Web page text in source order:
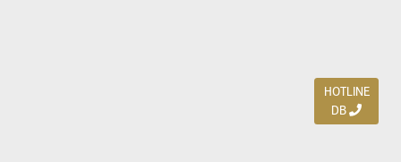
HOTLINE
DB